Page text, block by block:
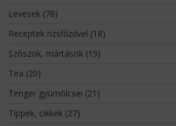
Levesek(76)
Receptek rizsfőzővel (18)
Szószok, mártások(19)
Tea (20)
Tenger gyümölcsei (21)
Tippek, cikkek(27)